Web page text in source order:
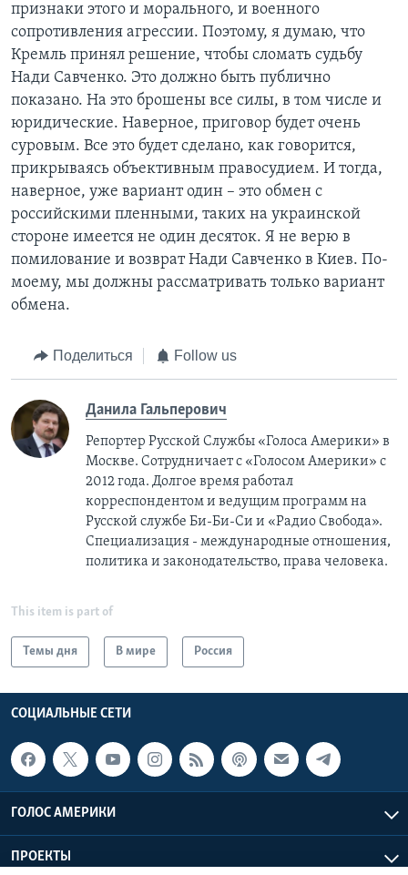
признаки этого и морального, и военного
сопротивления агрессии. Поэтому, я думаю, что
Кремль принял решение, чтобы сломать судьбу
Нади Савченко. Это должно быть публично
показано. На это брошены все силы, в том числе и
юридические. Наверное, приговор будет очень
суровым. Все это будет сделано, как говорится,
прикрываясь объективным правосудием. И тогда,
наверное, уже вариант один – это обмен с
российскими пленными, таких на украинской
стороне имеется не один десяток. Я не верю в
помилование и возврат Нади Савченко в Киев. По-
моему, мы должны рассматривать только вариант
обмена.
Поделиться Follow us
Данила Гальперович
Репортер Русской Службы «Голоса Америки» в
Москве. Сотрудничает с «Голосом Америки» с
2012 года. Долгое время работал
корреспондентом и ведущим программ на
Русской службе Би-Би-Си и «Радио Свобода».
Специализация - международные отношения,
политика и законодательство, права человека.
This item is part of
Темы дня В мире Россия
СОЦИАЛЬНЫЕ СЕТИ
ГОЛОС АМЕРИКИ
ПРОЕКТЫ